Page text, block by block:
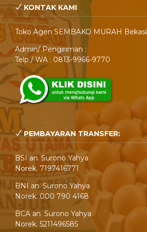
KONTAK KAMI
Toko Agen SEMBAKO MURAH Bekasi
Admin/ Pengiriman :
Telp./ WA : 0813-9966-9770
PEMBAYARAN TRANSFER:
BSI an. Surono Yahya
Norek. 7197416771
BNI an. Surono Yahya
Norek. 000 790 4168
BCA an. Surono Yahya
Norek. 5211496585